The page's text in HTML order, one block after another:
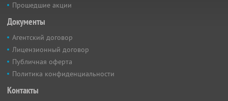
Прошедшие акции
Документы
Агентский договор
Лицензионный договор
Публичная оферта
Политика конфиденциальности
Контакты